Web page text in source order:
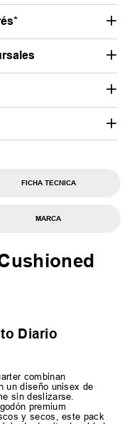
FICHA TECNICA
MARCA
Diario
combinan
un diseño unisex de
sin deslizarse.
premium
y secos, este pack